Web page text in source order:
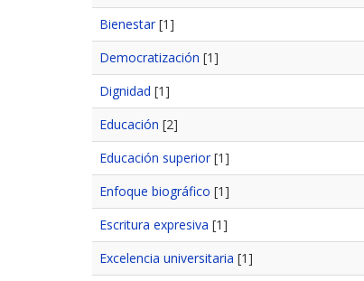
Bienestar[1]
Democratización [1]
Dignidad [1]
Educación [2]
Educación superior[1]
Enfoque biográfico [1]
Escritura expresiva [1]
Excelencia universitaria [1]